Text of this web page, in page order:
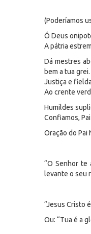
(Poderíamos
Ó Deus
A pátria
Dá mestres
bem a tua grei.
Justiça e
Ao crente
Humildes
Confiamos,
Oração do Pai
“O Senhor te
levante o seu
“Jesus Cristo
Ou: “Tua é a